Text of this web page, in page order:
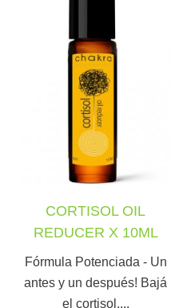
CORTISOL OIL
REDUCER X 10ML
Fórmula Potenciada - Un
antes y un después! Bajá
el cortisol,...